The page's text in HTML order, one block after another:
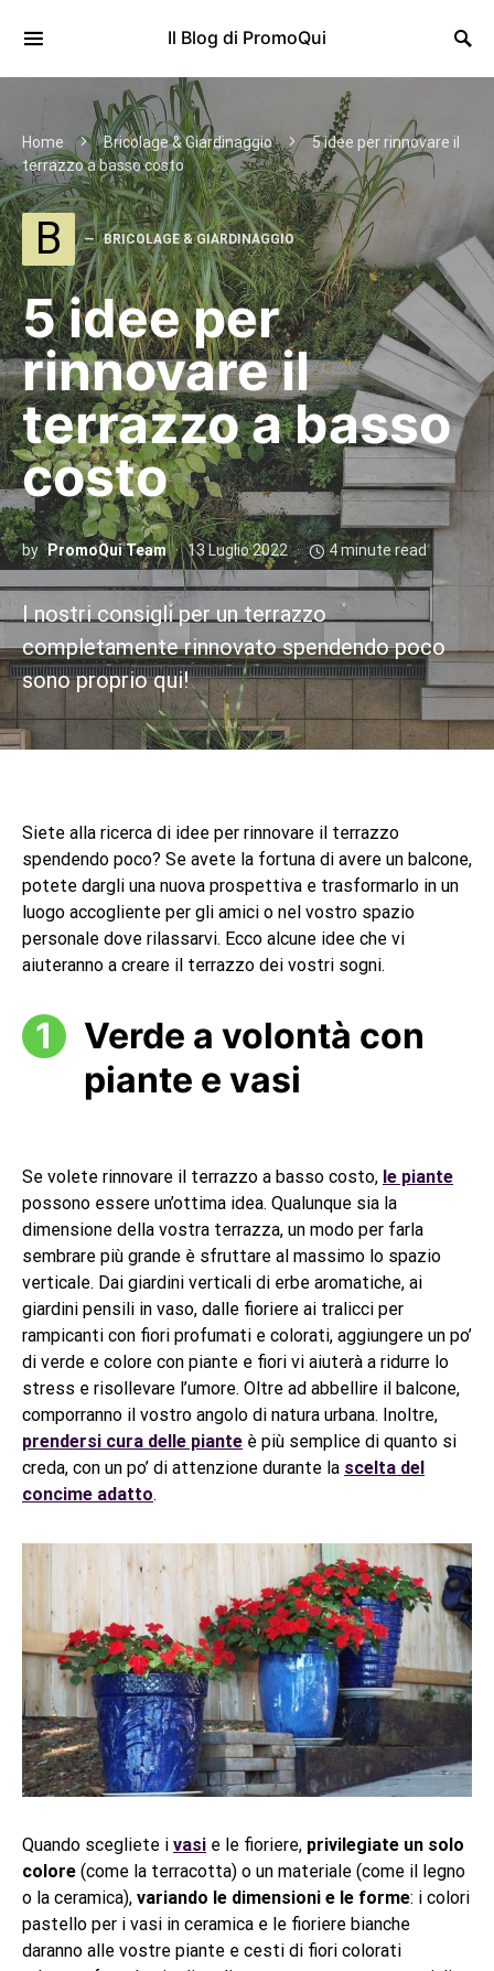
Il Blog di PromoQui
Home Bricolage & Giardinaggio
5 idee per rinnovare il
terrazzo a basso costo
B BRICOLAGE & GIARDINAGGIO
5 idee per
rinnovare il
terrazzo a basso
costo
by PromoQui Team 13 Luglio 2022 4 minute read
I nostri consigli per un terrazzo
completamente rinnovato spendendo poco
sono proprio qui!
Siete alla ricerca di idee per rinnovare il terrazzo
spendendo poco? Se avete la fortuna di avere un balcone,
potete dargli una nuova prospettiva e trasformarlo in un
luogo accogliente per gli amici o nel vostro spazio
personale dove rilassarvi. Ecco alcune idee che vi
aiuteranno a creare il terrazzo dei vostri sogni.
Verde a volontà con
piante e vasi
Se volete rinnovare il terrazzo a basso costo, le piante
possono essere un’ottima idea. Qualunque sia la
dimensione della vostra terrazza, un modo per farla
sembrare più grande è sfruttare al massimo lo spazio
verticale. Dai giardini verticali di erbe aromatiche, ai
giardini pensili in vaso, dalle fioriere ai tralicci per
rampicanti con fiori profumati e colorati, aggiungere un po’
di verde e colore con piante e fiori vi aiuterà a ridurre lo
stress e risollevare l’umore. Oltre ad abbellire il balcone,
comporranno il vostro angolo di natura urbana. Inoltre,
prendersi cura delle piante è più semplice di quanto si
creda, con un po’ di attenzione durante la scelta del
concime adatto.
Quando scegliete i vasi e le fioriere, privilegiate un solo
colore (come la terracotta) o un materiale (come il legno
o la ceramica), variando le dimensioni e le forme: i colori
pastello per i vasi in ceramica e le fioriere bianche
daranno alle vostre piante e cesti di fiori colorati